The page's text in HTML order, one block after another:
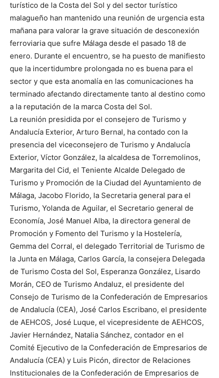
turístico de la Costa del Sol y del sector turístico
malagueño han mantenido una reunión de urgencia esta
mañana para valorar la grave situación de desconexión
ferroviaria que sufre Málaga desde el pasado 18 de
enero. Durante el encuentro, se ha puesto de manifiesto
que la incertidumbre prolongada no es buena para el
sector y que esta anomalía en las comunicaciones ha
terminado afectando directamente tanto al destino como
a la reputación de la marca Costa del Sol.
La reunión presidida por el consejero de Turismo y
Andalucía Exterior, Arturo Bernal, ha contado con la
presencia del viceconsejero de Turismo y Andalucía
Exterior, Víctor González, la alcaldesa de Torremolinos,
Margarita del Cid, el Teniente Alcalde Delegado de
Turismo y Promoción de la Ciudad del Ayuntamiento de
Málaga, Jacobo Florido, la Secretaria general para el
Turismo, Yolanda de Aguilar, el Secretario general de
Economía, José Manuel Alba, la directora general de
Promoción y Fomento del Turismo y la Hostelería,
Gemma del Corral, el delegado Territorial de Turismo de
la Junta en Málaga, Carlos García, la consejera Delegada
de Turismo Costa del Sol, Esperanza González, Lisardo
Morán, CEO de Turismo Andaluz, el presidente del
Consejo de Turismo de la Confederación de Empresarios
de Andalucía (CEA), José Carlos Escribano, el presidente
de AEHCOS, José Luque, el vicepresidente de AEHCOS,
Javier Hernández, Natalia Sánchez, contador en el
Comité Ejecutivo de la Confederación de Empresarios de
Andalucía (CEA) y Luis Picón, director de Relaciones
Institucionales de la Confederación de Empresarios de